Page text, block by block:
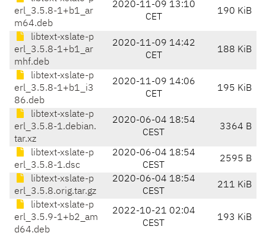
erl_3.5.8-1+b1_ar
m64.deb
2020-11-09 13:10
CET
190 KiB
libtext-xslate-p
erl_3.5.8-1+b1_ar
mhf.deb
2020-11-09 14:42
CET
188 KiB
libtext-xslate-p
erl_3.5.8-1+b1_i3
86.deb
2020-11-09 14:06
CET
195 KiB
libtext-xslate-p
erl_3.5.8-1.debian.
tar.xz
2020-06-04 18:54
CEST
3364 B
libtext-xslate-p
erl_3.5.8-1.dsc
2020-06-04 18:54
CEST
2595 B
libtext-xslate-p
erl_3.5.8.orig.tar.gz
2020-06-04 18:54
CEST
211 KiB
libtext-xslate-p
erl_3.5.9-1+b2_am
d64.deb
2022-10-21 02:04
CEST
193 KiB